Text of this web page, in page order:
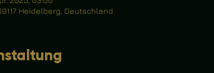
Heidelberg, Deutschland